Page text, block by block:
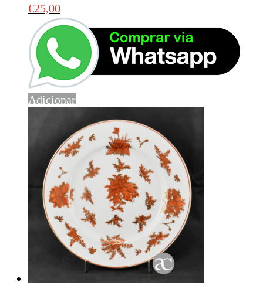
€25,00
Adicionar